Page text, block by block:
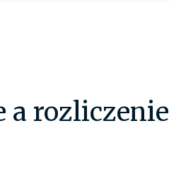
a rozliczenie